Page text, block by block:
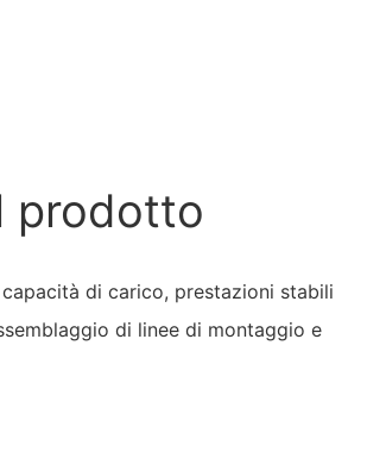
prodotto
di carico, prestazioni stabili
di linee di montaggio e